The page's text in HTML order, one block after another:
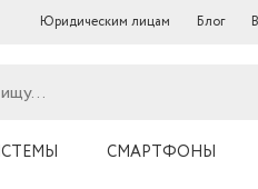
Юридическим лицам Блог
СМАРТФОНЫ